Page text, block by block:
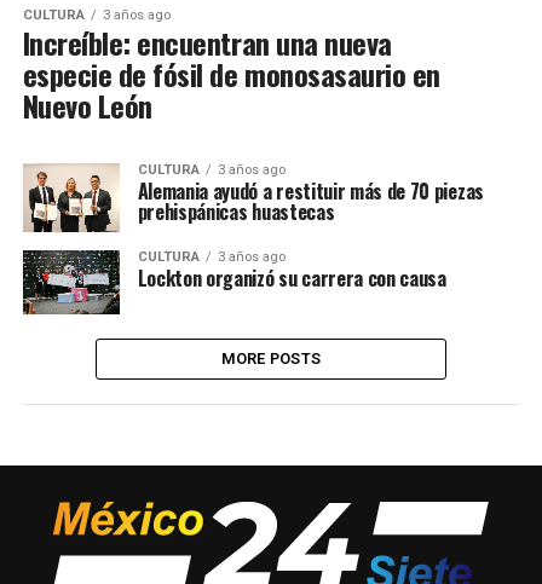
CULTURA 3 años ago
Increíble: encuentran una nueva
especie de fósil de monosasaurio en
Nuevo León
CULTURA 3 años ago
Alemania ayudó a restituir más de 70 piezas
prehispánicas huastecas
CULTURA 3 años ago
Lockton organizó su carrera con causa
MORE POSTS